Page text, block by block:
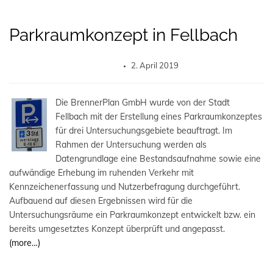
Parkraumkonzept in Fellbach
2. April 2019
Die BrennerPlan GmbH wurde von der Stadt
Fellbach mit der Erstellung eines Parkraumkonzeptes
für drei Untersuchungsgebiete beauftragt. Im
Rahmen der Untersuchung werden als
Datengrundlage eine Bestandsaufnahme sowie eine
aufwändige Erhebung im ruhenden Verkehr mit
Kennzeichenerfassung und Nutzerbefragung durchgeführt.
Aufbauend auf diesen Ergebnissen wird für die
Untersuchungsräume ein Parkraumkonzept entwickelt bzw. ein
bereits umgesetztes Konzept überprüft und angepasst.
(more…)